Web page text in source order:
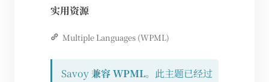
实用资源
Multiple Languages (WPML)
Savoy 兼容 WPML。此主题已经过